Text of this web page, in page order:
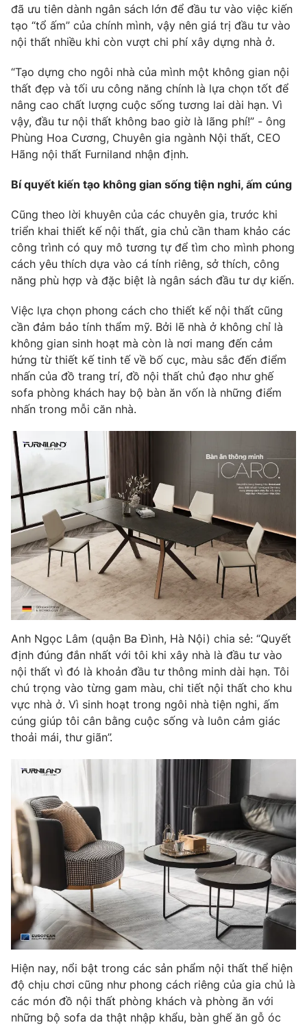
VTV4 Vươn mình bằng AI
Liên hệ tòa soạn English
Theo dõi báo trên
Cơ quan chủ quản: Đài Truyền hình Việt Nam
Giấy phép hoạt động báo in và báo điện tử số 483/GP-BTTTT
cấp ngày 29/12/2023
Tổng Biên tập:Vũ Thanh Thủy
Phó Tổng Biên tập:
Nguyễn Thị Mỹ Hạnh, Phạm Quốc Thắng,
Nguyễn Trọng Ninh
Tổng đài VTV:
024.38 355 931 - 024.38 355 932
Email: toasoan@vtv.vn
Liên hệ quảng cáo:
024-7300.7108
® Cấm sao chép dưới mọi hình thức nếu không có sự chấp
thuận bằng văn bản. Ghi rõ nguồn VTV.vn khi phát hành lại
thông tin từ website này.
đã ưu tiên dành ngân sách lớn để đầu tư vào việc kiến
tạo “tổ ấm” của chính mình, vậy nên giá trị đầu tư vào
nội thất nhiều khi còn vượt chi phí xây dựng nhà ở.
“Tạo dựng cho ngôi nhà của mình một không gian nội
thất đẹp và tối ưu công năng chính là lựa chọn tốt để
nâng cao chất lượng cuộc sống tương lai dài hạn. Vì
vậy, đầu tư nội thất không bao giờ là lãng phí!” - ông
Phùng Hoa Cương, Chuyên gia ngành Nội thất, CEO
Hãng nội thất Furniland nhận định.
Bí quyết kiến tạo không gian sống tiện nghi, ấm cúng
Cũng theo lời khuyên của các chuyên gia, trước khi
triển khai thiết kế nội thất, gia chủ cần tham khảo các
công trình có quy mô tương tự để tìm cho mình phong
cách yêu thích dựa vào cá tính riêng, sở thích, công
năng phù hợp và đặc biệt là ngân sách đầu tư dự kiến.
Việc lựa chọn phong cách cho thiết kế nội thất cũng
cần đảm bảo tính thẩm mỹ. Bởi lẽ nhà ở không chỉ là
không gian sinh hoạt mà còn là nơi mang đến cảm
hứng từ thiết kế tinh tế về bố cục, màu sắc đến điểm
nhấn của đồ trang trí, đồ nội thất chủ đạo như ghế
sofa phòng khách hay bộ bàn ăn vốn là những điểm
nhấn trong mỗi căn nhà.
Anh Ngọc Lâm (quận Ba Đình, Hà Nội) chia sẻ: “Quyết
định đúng đắn nhất với tôi khi xây nhà là đầu tư vào
nội thất vì đó là khoản đầu tư thông minh dài hạn. Tôi
chú trọng vào từng gam màu, chi tiết nội thất cho khu
vực nhà ở. Vì sinh hoạt trong ngôi nhà tiện nghi, ấm
cúng giúp tôi cân bằng cuộc sống và luôn cảm giác
thoải mái, thư giãn”.
Hiện nay, nổi bật trong các sản phẩm nội thất thể hiện
độ chịu chơi cũng như phong cách riêng của gia chủ là
các món đồ nội thất phòng khách và phòng ăn với
những bộ sofa da thật nhập khẩu, bàn ghế ăn gỗ óc